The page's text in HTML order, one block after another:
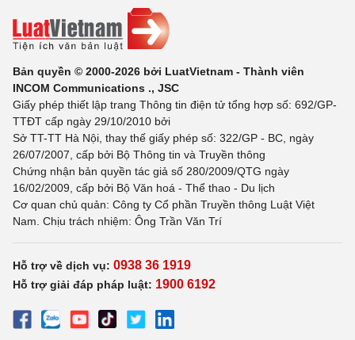
Bản quyền © 2000-2026 bởi LuatVietnam - Thành viên
INCOM Communications ., JSC
Giấy phép thiết lập trang Thông tin điện tử tổng hợp số: 692/GP-
TTĐT cấp ngày 29/10/2010 bởi
Sở TT-TT Hà Nội, thay thế giấy phép số: 322/GP - BC, ngày
26/07/2007, cấp bởi Bộ Thông tin và Truyền thông
Chứng nhận bản quyền tác giả số 280/2009/QTG ngày
16/02/2009, cấp bởi Bộ Văn hoá - Thể thao - Du lịch
Cơ quan chủ quản: Công ty Cổ phần Truyền thông Luật Việt
Nam. Chịu trách nhiệm: Ông Trần Văn Trí
Hỗ trợ về dịch vụ: 0938 36 1919
Hỗ trợ giải đáp pháp luật: 1900 6192